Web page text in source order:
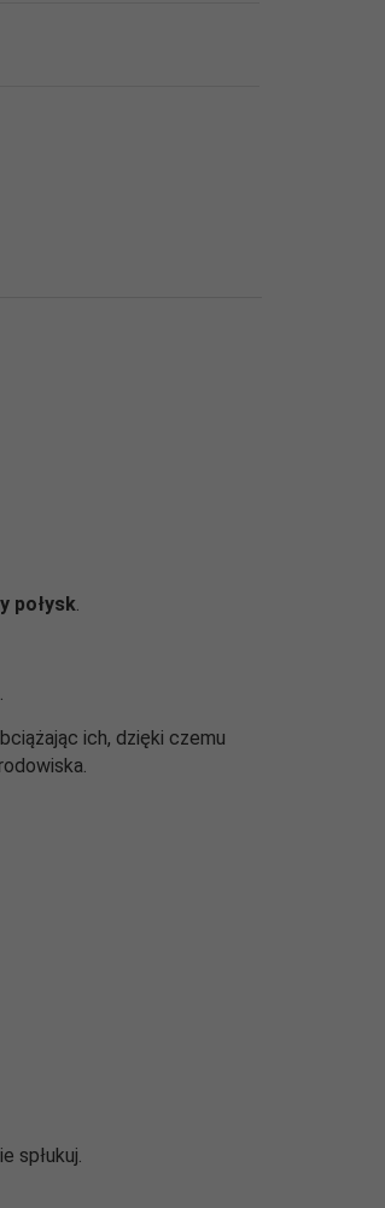
połysk.
ich, dzięki czemu
spłukuj.